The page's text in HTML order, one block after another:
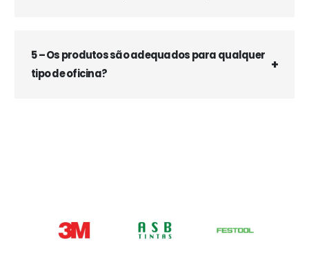
5 – Os produtos são adequados para qualquer
tipo de oficina?